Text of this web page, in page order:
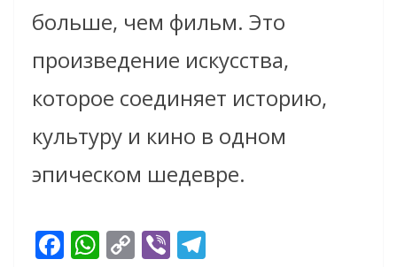
больше, чем фильм. Это
произведение искусства,
которое соединяет историю,
культуру и кино в одном
эпическом шедевре.
F W C Vi